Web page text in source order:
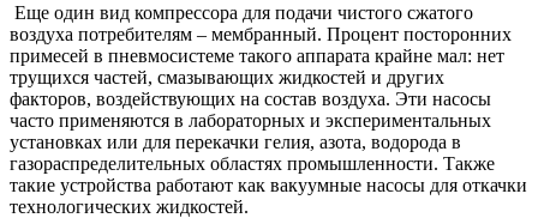
Еще один вид компрессора для подачи чистого сжатого
воздуха потребителям – мембранный. Процент посторонних
примесей в пневмосистеме такого аппарата крайне мал: нет
трущихся частей, смазывающих жидкостей и других
факторов, воздействующих на состав воздуха. Эти насосы
часто применяются в лабораторных и экспериментальных
установках или для перекачки гелия, азота, водорода в
газораспределительных областях промышленности. Также
такие устройства работают как вакуумные насосы для откачки
технологических жидкостей.